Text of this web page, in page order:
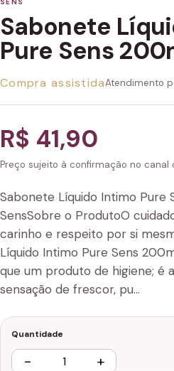
Sabonete
Pure Sens
Compra assistidaAtendimento
R$ 41,90
Preço sujeito à confirmação no canal
Sabonete Líquido Intimo Pure
SensSobre o ProdutoO
carinho e respeito por si
Líquido Intimo Pure Sens
que um produto de higiene; é
sensação de frescor, pu…
Quantidade
− +